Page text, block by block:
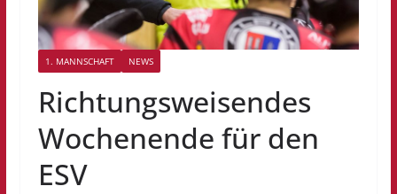
1. MANNSCHAFT NEWS
Richtungsweisendes
Wochenende für den
ESV